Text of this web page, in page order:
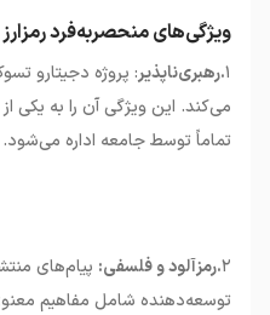
ویژگی‌های منحصربه‌فرد رمزارز TSUKA
۱.رهبری‌ناپذیر: پروژه دجیتارو
می‌کند. این ویژگی آن را به یکی
تماماً توسط جامعه اداره می‌شود.
۲.رمزآلود و فلسفی: پیام‌های
توسعه‌دهنده شامل مفاهیم